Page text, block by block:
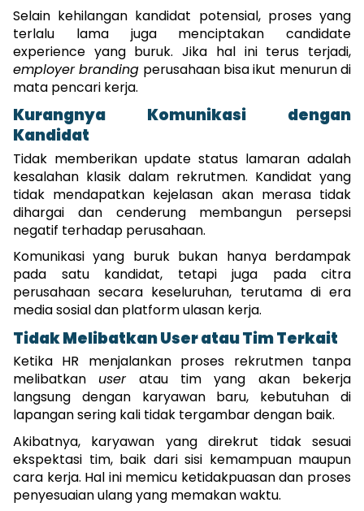
Selain kehilangan kandidat potensial, proses yang
terlalu lama juga menciptakan candidate
employer branding perusahaan bisa ikut menurun di
mata pencari kerja.
Kurangnya Komunikasi dengan
Kandidat
Tidak memberikan update status lamaran adalah
kesalahan klasik dalam rekrutmen. Kandidat yang
tidak mendapatkan kejelasan akan merasa tidak
dihargai dan cenderung membangun persepsi
negatif terhadap perusahaan.
Komunikasi yang buruk bukan hanya berdampak
pada satu kandidat, tetapi juga pada citra
perusahaan secara keseluruhan, terutama di era
media sosial dan platform ulasan kerja.
Tidak Melibatkan User atau Tim Terkait
Ketika HR menjalankan proses rekrutmen tanpa
melibatkan user atau tim yang akan bekerja
langsung dengan karyawan baru, kebutuhan di
lapangan sering kali tidak tergambar dengan baik.
Akibatnya, karyawan yang direkrut tidak sesuai
ekspektasi tim, baik dari sisi kemampuan maupun
cara kerja. Hal ini memicu ketidakpuasan dan proses
penyesuaian ulang yang memakan waktu.